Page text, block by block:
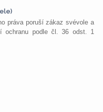
práva poruší zákaz svévole a
ochranu podle čl. 36 odst. 1